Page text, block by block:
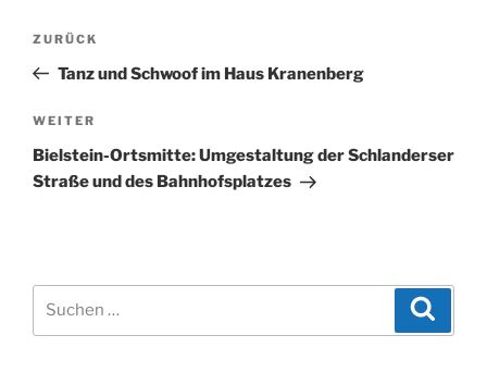
Beitragsnavigation
Vorheriger
Beitrag
ZURÜCK
Tanz und Schwoof im Haus Kranenberg
Nächster
Beitrag
WEITER
Bielstein-Ortsmitte: Umgestaltung der Schlanderser
Straße und des Bahnhofsplatzes